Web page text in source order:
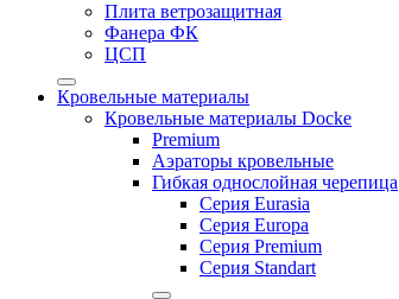
Плита ветрозащитная
Фанера ФК
ЦСП
Кровельные материалы
Кровельные материалы Docke
Premium
Аэраторы кровельные
Гибкая однослойная черепица
Серия Eurasia
Серия Europa
Серия Premium
Серия Standart